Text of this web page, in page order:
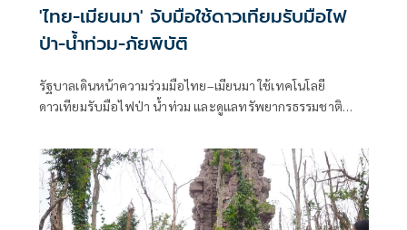
'ไทย-เมียนมา' จับมือใช้ดาวเทียมรับมือไฟ
ป่า-น้ำท่วม-ภัยพิบัติ
รัฐบาลเดินหน้าความร่วมมือไทย–เมียนมา ใช้เทคโนโลยี
ดาวเทียมรับมือไฟป่า น้ำท่วม และดูแลทรัพยากรธรรมชาติ